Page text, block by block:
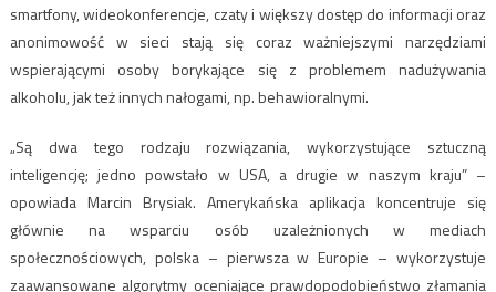
smartfony, wideokonferencje, czaty i większy dostęp do informacji oraz
anonimowość w sieci stają się coraz ważniejszymi narzędziami
wspierającymi osoby borykające się z problemem nadużywania
alkoholu, jak też innych nałogami, np. behawioralnymi.
„Są dwa tego rodzaju rozwiązania, wykorzystujące sztuczną
inteligencję; jedno powstało w USA, a drugie w naszym kraju” –
opowiada Marcin Brysiak. Amerykańska aplikacja koncentruje się
głównie na wsparciu osób uzależnionych w mediach
społecznościowych, polska – pierwsza w Europie – wykorzystuje
zaawansowane algorytmy oceniające prawdopodobieństwo złamania